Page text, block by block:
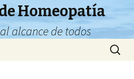
Homeopatía
alcance de todos
Buscar: